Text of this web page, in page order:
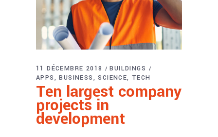
11 DÉCEMBRE 2018
BUILDINGS
APPS
BUSINESS SCIENCE TECH
Ten largest company
projects in
development